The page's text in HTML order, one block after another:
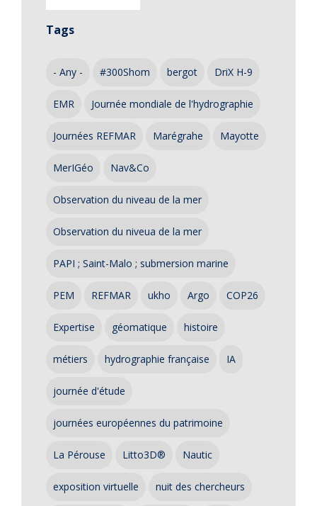
Tags
- Any - #300Shom bergot DriX H-9
EMR Journée mondiale de l'hydrographie
Journées REFMAR Marégrahe Mayotte
MerIGéo Nav&Co
Observation du niveau de la mer
Observation du niveua de la mer
PAPI ; Saint-Malo ; submersion marine
PEM REFMAR ukho Argo COP26
Expertise géomatique histoire
métiers hydrographie française IA
journée d'étude
journées européennes du patrimoine
La Pérouse Litto3D® Nautic
exposition virtuelle nuit des chercheurs